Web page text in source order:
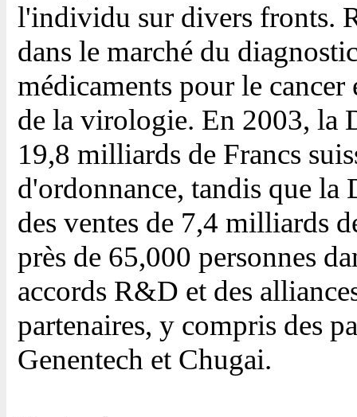
l'individu sur divers fronts.
dans le marché du
médicaments pour le
de la virologie. En 2003, la
19,8 milliards de Francs
d'ordonnance, tandis que
des ventes de 7,4 milliards
près de 65,000 personnes
accords R&D et des
partenaires, y compris des
Genentech et Chugai.